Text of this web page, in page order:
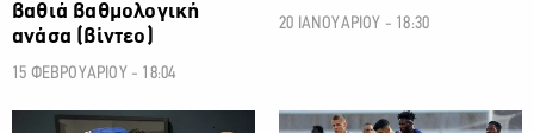
βαθιά βαθμολογική
ανάσα (βίντεο)
15 ΦΕΒΡΟΥΑΡΙΟΥ - 18:04
20 ΙΑΝΟΥΑΡΙΟΥ - 18:30
ΠΡΩΤΑΘΛΗΜΑ CYTA ΠΡΩΤΑΘΛΗΜΑ CYTA